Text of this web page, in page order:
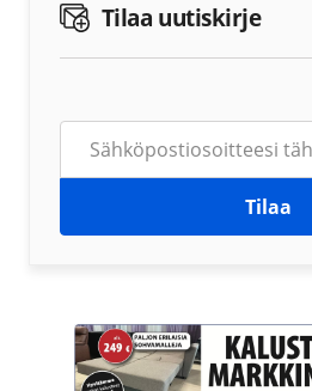
Tilaa uutiskirje
Tilaa